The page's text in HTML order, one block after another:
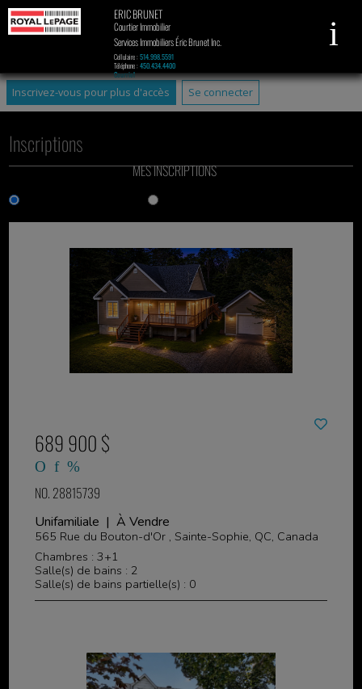
Inscrivez-vous pour plus d'accès Se connecter
ERIC BRUNET
Courtier Immobilier
Services Immobiliers Éric Brunet Inc.
Cellulaire : 514.998.5591
Téléphone : 450.434.4400
Courriel
Inscriptions
MES INSCRIPTIONS
689 900 $
NO. 28815739
Unifamiliale | À Vendre
565 Rue du Bouton-d'Or , Sainte-Sophie, QC, Canada
Chambres : 3+1
Salle(s) de bains : 2
Salle(s) de bains partielle(s) : 0